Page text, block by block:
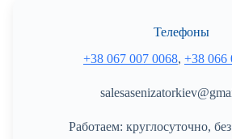
Телефоны
+38 067 007 0068, +38 066
Работаем: круглосуточно,